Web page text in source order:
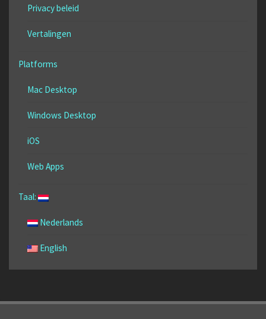
Privacy beleid
Vertalingen
Platforms
Mac Desktop
Windows Desktop
iOS
Web Apps
Taal:
Nederlands
English